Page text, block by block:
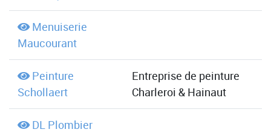
Menuiserie
Maucourant
Peinture
Schollaert
Entreprise de peinture
Charleroi & Hainaut
DL Plombier